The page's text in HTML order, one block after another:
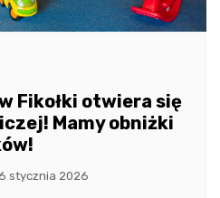
Fikołki otwiera się
Mamy obniżki
stycznia 2026